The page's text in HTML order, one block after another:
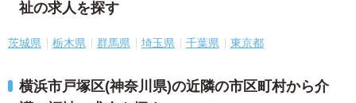
祉の求人を探す
茨城県 栃木県 群馬県 埼玉県 千葉県 東京都
横浜市戸塚区(神奈川県)の近隣の市区町村から介